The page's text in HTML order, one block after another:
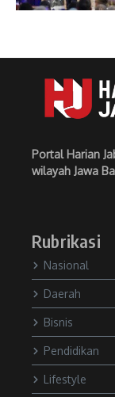
Portal Harian
wilayah Jawa
Rubrikasi
Nasional
Daerah
Bisnis
Pendidikan
Lifestyle